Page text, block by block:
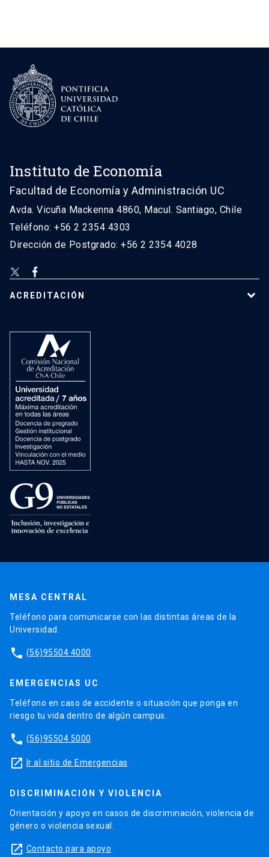
Instituto de Economía
Facultad de Economía y Administración UC
Avda. Vicuña Mackenna 4860, Macul. Santiago, Chile
Teléfono: +56 2 2354 4303
Dirección de Postgrado: +56 2 2354 4028
ACREDITACIÓN
MESA CENTRAL
Teléfono para comunicarse con las distintas áreas de la
Universidad.
phone (56)95504 4000
EMERGENCIAS UC
Teléfono en caso de accidente o situación que ponga en
riesgo tu vida dentro de algún campus.
phone (56)95504 5000
launch Ir al sitio de Emergencias
DISCRIMINACIÓN Y VIOLENCIA
Orientación y apoyo en casos de discriminación, violencia de
género o violencia sexual.
launch Contacto para apoyo